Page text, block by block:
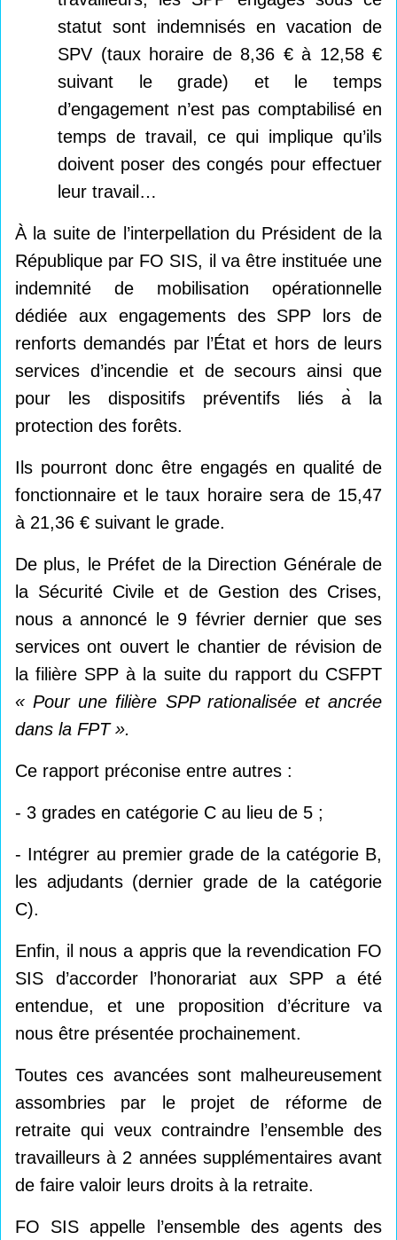
statut sont indemnisés en vacation de
SPV (taux horaire de 8,36 € à 12,58 €
suivant le grade) et le temps
d’engagement n’est pas comptabilisé en
temps de travail, ce qui implique qu’ils
doivent poser des congés pour effectuer
leur travail…
À la suite de l’interpellation du Président de la
République par FO SIS, il va être instituée une
indemnité de mobilisation opérationnelle
dédiée aux engagements des SPP lors de
renforts demandés par l’État et hors de leurs
services d’incendie et de secours ainsi que
pour les dispositifs préventifs liés a la
protection des forêts.
Ils pourront donc être engagés en qualité de
fonctionnaire et le taux horaire sera de 15,47
à 21,36 € suivant le grade.
De plus, le Préfet de la Direction Générale de
la Sécurité Civile et de Gestion des Crises,
nous a annoncé le 9 février dernier que ses
services ont ouvert le chantier de révision de
la filière SPP à la suite du rapport du CSFPT
« Pour une filière SPP rationalisée et ancrée
dans la FPT ».
Ce rapport préconise entre autres :
- 3 grades en catégorie C au lieu de 5 ;
- Intégrer au premier grade de la catégorie B,
les adjudants (dernier grade de la catégorie
C).
Enfin, il nous a appris que la revendication FO
SIS d’accorder l’honorariat aux SPP a été
entendue, et une proposition d’écriture va
nous être présentée prochainement.
Toutes ces avancées sont malheureusement
assombries par le projet de réforme de
retraite qui veux contraindre l’ensemble des
travailleurs à 2 années supplémentaires avant
de faire valoir leurs droits à la retraite.
FO SIS appelle l’ensemble des agents des